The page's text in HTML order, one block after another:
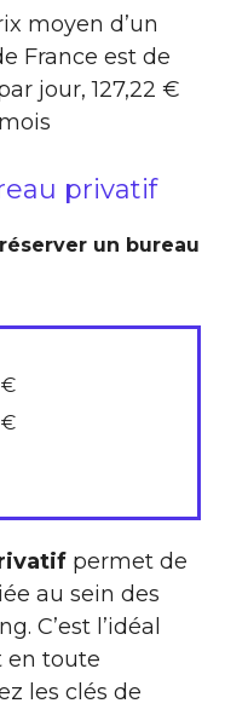
moyen d’un
France est de
jour, 127,22 €
privatif
un bureau
€
€
permet de
au sein des
C’est l’idéal
en toute
les clés de